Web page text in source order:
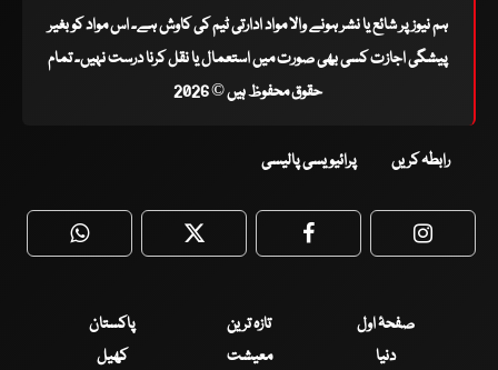
ہم نیوز پر شائع یا نشر ہونے والا مواد ادارتی ٹیم کی کاوش ہے۔ اس مواد کو بغیر
پیشگی اجازت کسی بھی صورت میں استعمال یا نقل کرنا درست نہیں۔ تمام
حقوق محفوظ ہیں © 2026
رابطہ کریں پرائیویسی پالیسی
WhatsApp Twitter Facebook
صفحۂ اول تازہ ترین
پاکستان
دنیا
معیشت
کھیل